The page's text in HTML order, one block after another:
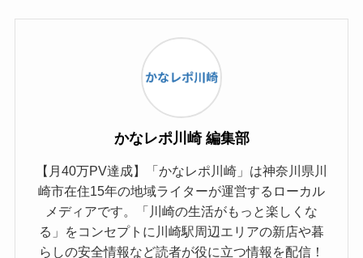
かなレポ川崎 編集部
【月40万PV達成】「かなレポ川崎」は神奈川県川
崎市在住15年の地域ライターが運営するローカル
メディアです。「川崎の生活がもっと楽しくな
る」をコンセプトに川崎駅周辺エリアの新店や暮
らしの安全情報など読者が役に立つ情報を配信！